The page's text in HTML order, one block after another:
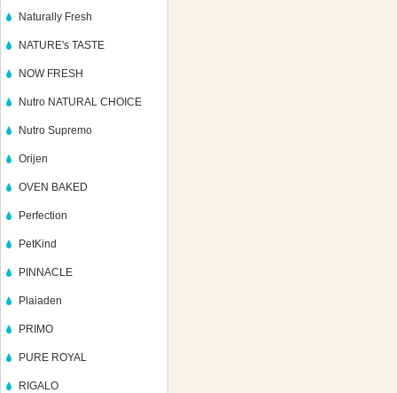
Naturally Fresh
NATURE's TASTE
NOW FRESH
Nutro NATURAL CHOICE
Nutro Supremo
Orijen
OVEN BAKED
Perfection
PetKind
PINNACLE
Plaiaden
PRIMO
PURE ROYAL
RIGALO